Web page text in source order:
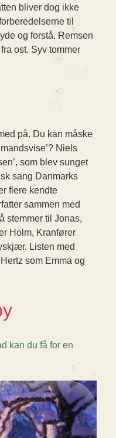
bliver dog ikke
til
og forstå. Remsen
ost. Syv tommer
på. Du kan måske
Niels
som blev sunget
sang Danmarks
flere kendte
sammen med
stemmer til Jonas,
Holm, Kranfører
Listen med
som Emma og
kan du få for en